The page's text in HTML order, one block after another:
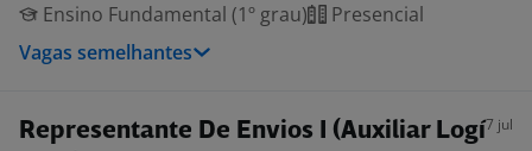
Ensino Fundamental (1º grau)
Presencial
Vagas semelhantes
Representante De Envios I (Auxiliar Logí7 jul